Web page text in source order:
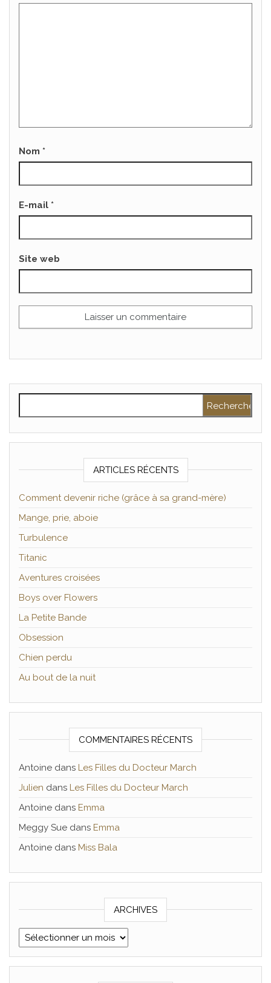
Nom *
E-mail *
Site web
ARTICLES RÉCENTS
Comment devenir riche (grâce à sa grand-mère)
Mange, prie, aboie
Turbulence
Titanic
Aventures croisées
Boys over Flowers
La Petite Bande
Obsession
Chien perdu
Au bout de la nuit
COMMENTAIRES RÉCENTS
Antoine dans Les Filles du Docteur March
Julien dans Les Filles du Docteur March
Antoine dans Emma
Meggy Sue dans Emma
Antoine dans Miss Bala
ARCHIVES
Archives